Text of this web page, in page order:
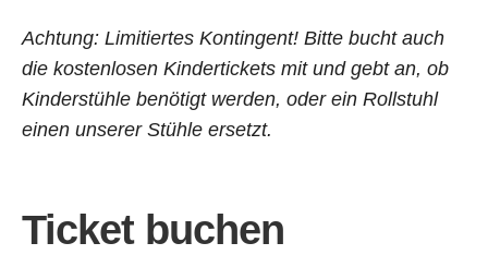
Achtung: Limitiertes Kontingent! Bitte bucht auch
die kostenlosen Kindertickets mit und gebt an, ob
Kinderstühle benötigt werden, oder ein Rollstuhl
einen unserer Stühle ersetzt.
Ticket buchen